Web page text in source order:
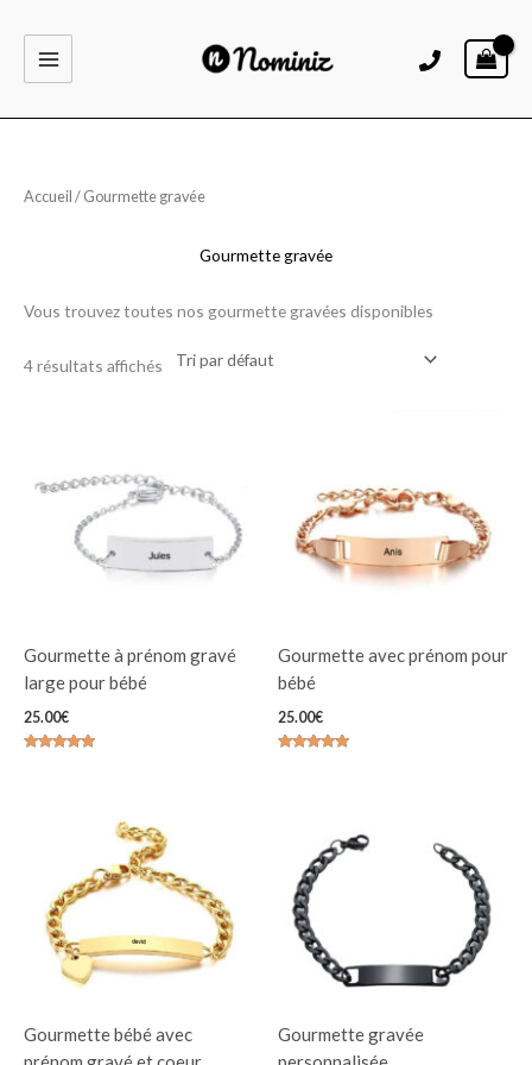
contenu
Accueil / Gourmette gravée
Gourmette gravée
Vous trouvez toutes nos gourmette gravées disponibles
4 résultats affichés
Gourmette à prénom gravé
large pour bébé
25.00€
Gourmette avec prénom pour
bébé
25.00€
Gourmette bébé avec
Gourmette gravée